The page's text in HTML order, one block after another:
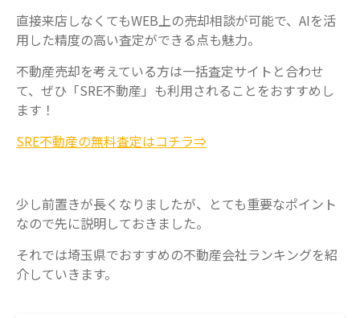
直接来店しなくてもWEB上の売却相談が可能で、AIを活
用した精度の高い査定ができる点も魅力。
不動産売却を考えている方は一括査定サイトと合わせ
て、ぜひ「SRE不動産」も利用されることをおすすめし
ます！
SRE不動産の無料査定はコチラ⇒
少し前置きが長くなりましたが、とても重要なポイント
なので先に説明しておきました。
それでは埼玉県でおすすめの不動産会社ランキングを紹
介していきます。